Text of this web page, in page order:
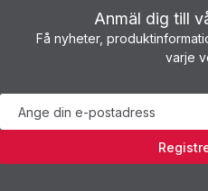
Anmäl dig till
Få nyheter,
varje
Nyhetsbrev